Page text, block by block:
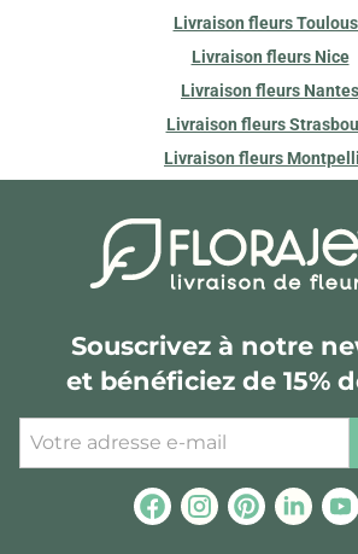
Livraison fleurs
Livraison fleurs Nice
Livraison fleurs Nantes
Livraison fleurs
Livraison fleurs
Souscrivez à notre
et bénéficiez de 15%